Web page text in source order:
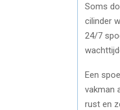
Soms
cilinder
24/7
Een
vakman
rust en